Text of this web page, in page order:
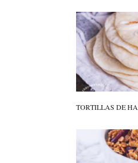
TORTILLAS DE